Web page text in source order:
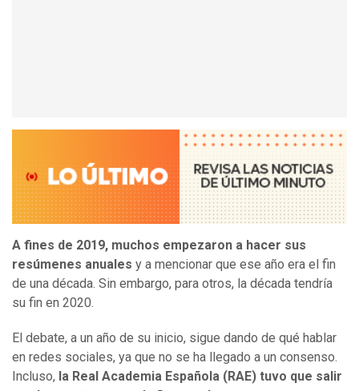
A fines de 2019, muchos empezaron a hacer sus
resúmenes anuales y a mencionar que ese año era el fin
de una década. Sin embargo, para otros, la década tendría
su fin en 2020.
El debate, a un año de su inicio, sigue dando de qué hablar
en redes sociales, ya que no se ha llegado a un consenso.
Incluso, la Real Academia Española (RAE) tuvo que salir